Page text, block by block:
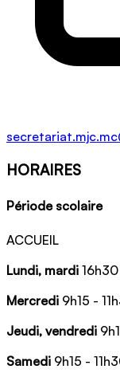
HORAIRES
Période scolaire
ACCUEIL
Lundi, mardi
Mercredi 9h15 -
Jeudi, vendredi
Samedi 9h15 -